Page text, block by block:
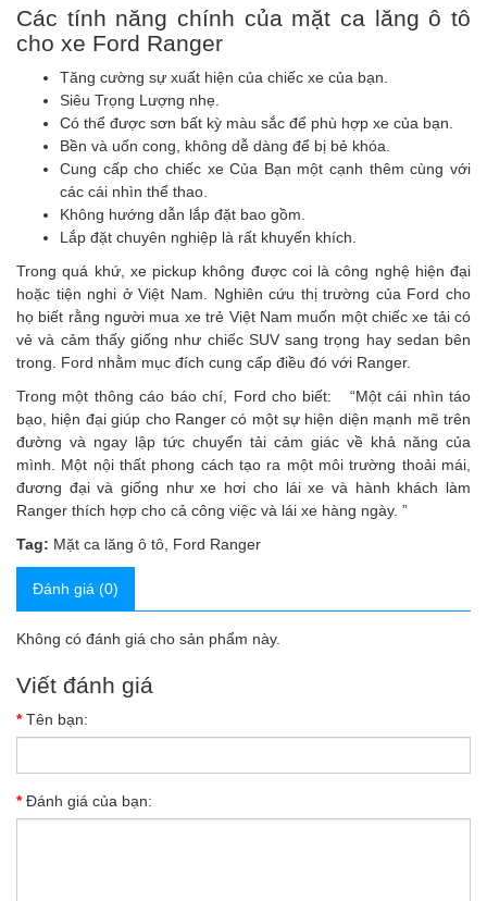
Các tính năng chính của mặt ca lăng ô tô
cho xe Ford Ranger
Tăng cường sự xuất hiện của chiếc xe của bạn.
Siêu Trọng Lượng nhẹ.
Có thể được sơn bất kỳ màu sắc để phù hợp xe của bạn.
Bền và uốn cong, không dễ dàng để bị bẻ khóa.
Cung cấp cho chiếc xe Của Bạn một cạnh thêm cùng với
các cái nhìn thể thao.
Không hướng dẫn lắp đặt bao gồm.
Lắp đặt chuyên nghiệp là rất khuyến khích.
Trong quá khứ, xe pickup không được coi là công nghệ hiện đại
hoặc tiện nghi ở Việt Nam. Nghiên cứu thị trường của Ford cho
họ biết rằng người mua xe trẻ Việt Nam muốn một chiếc xe tải có
vẻ và cảm thấy giống như chiếc SUV sang trọng hay sedan bên
trong. Ford nhằm mục đích cung cấp điều đó với Ranger.
Trong một thông cáo báo chí, Ford cho biết: “Một cái nhìn táo
bạo, hiện đại giúp cho Ranger có một sự hiện diện mạnh mẽ trên
đường và ngay lập tức chuyển tải cảm giác về khả năng của
mình. Một nội thất phong cách tạo ra một môi trường thoải mái,
đương đại và giống như xe hơi cho lái xe và hành khách làm
Ranger thích hợp cho cả công việc và lái xe hàng ngày. ”
Tag: Mặt ca lăng ô tô Ford Ranger
Đánh giá (0)
Không có đánh giá cho sản phẩm này.
Viết đánh giá
Tên bạn:
Đánh giá của bạn: